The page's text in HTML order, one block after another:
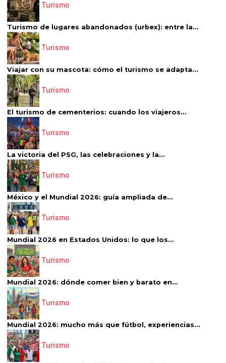
Turismo
Turismo de lugares abandonados (urbex): entre la...
Turismo
Viajar con su mascota: cómo el turismo se adapta...
Turismo
El turismo de cementerios: cuando los viajeros...
Turismo
La victoria del PSG, las celebraciones y la...
Turismo
México y el Mundial 2026: guía ampliada de...
Turismo
Mundial 2026 en Estados Unidos: lo que los...
Turismo
Mundial 2026: dónde comer bien y barato en...
Turismo
Mundial 2026: mucho más que fútbol, experiencias...
Turismo